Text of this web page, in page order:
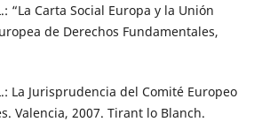
“La Carta Social Europa y la Unión
de Derechos Fundamentales,
La Jurisprudencia del Comité Europeo
Valencia, 2007. Tirant lo Blanch.